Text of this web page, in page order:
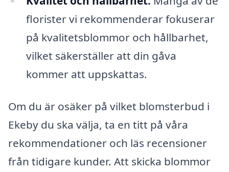
florister vi rekommenderar fokuserar
på kvalitetsblommor och hållbarhet,
vilket säkerställer att din gåva
kommer att uppskattas.
Om du är osäker på vilket blomsterbud i
Ekeby du ska välja, ta en titt på våra
rekommendationer och läs recensioner
från tidigare kunder. Att skicka blommor